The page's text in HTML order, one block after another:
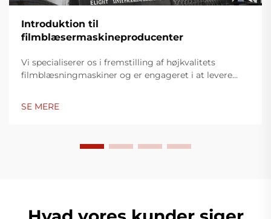
Introduktion til
filmblæsermaskineproducenter
Vi specialiserer os i fremstilling af højkvalitets
filmblæsningmaskiner og er engageret i at levere
teknologi, er højtydende, energieffektive og stabile,
SE MERE